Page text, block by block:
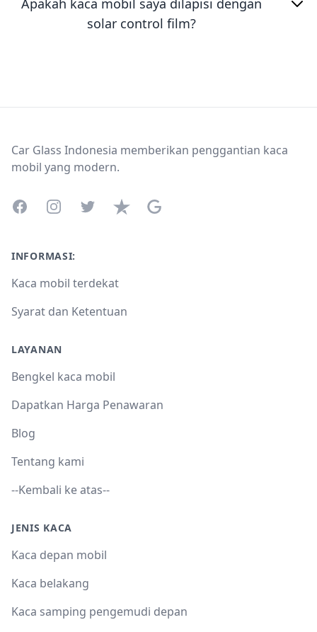
Apakah kaca mobil saya dilapisi dengan
solar control film?
Car Glass Indonesia memberikan penggantian kaca
mobil yang modern.
FacebookInstagramTwitterTrustpilotGoogle Business Profile
INFORMASI:
Kaca mobil terdekat
Syarat dan Ketentuan
LAYANAN
Bengkel kaca mobil
Dapatkan Harga Penawaran
Blog
Tentang kami
--Kembali ke atas--
JENIS KACA
Kaca depan mobil
Kaca belakang
Kaca samping pengemudi depan